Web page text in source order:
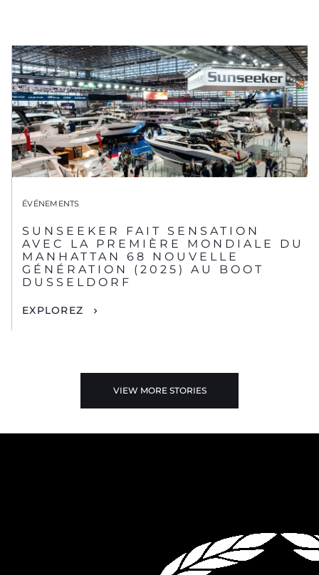
ÉVÉNEMENTS
SUNSEEKER FAIT SENSATION
AVEC LA PREMIÈRE MONDIALE DU
MANHATTAN 68 NOUVELLE
GÉNÉRATION (2025) AU BOOT
DUSSELDORF
EXPLOREZ
VIEW MORE STORIES